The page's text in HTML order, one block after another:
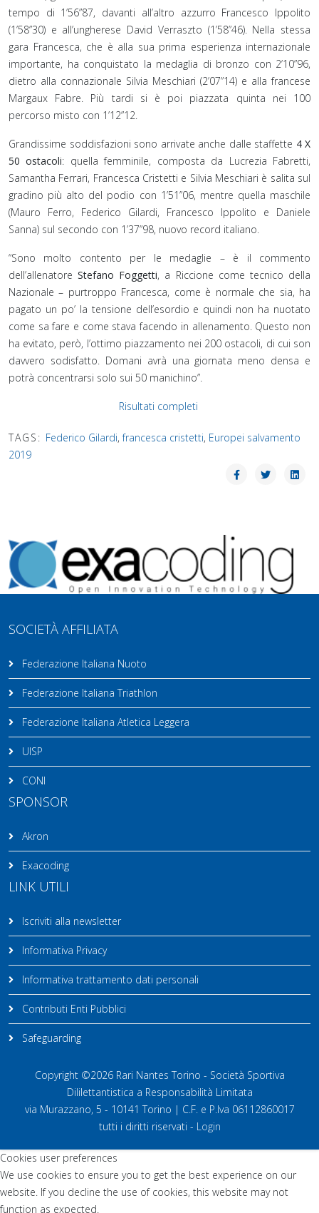
tempo di 1’56”87, davanti all’altro azzurro Francesco Ippolito
(1’58”30) e all’ungherese David Verraszto (1’58”46). Nella stessa
gara Francesca, che è alla sua prima esperienza internazionale
importante, ha conquistato la medaglia di bronzo con 2’10”96,
dietro alla connazionale Silvia Meschiari (2’07”14) e alla francese
Margaux Fabre. Più tardi si è poi piazzata quinta nei 100
percorso misto con 1’12”12.
Grandissime soddisfazioni sono arrivate anche dalle staffette 4 X
50 ostacoli: quella femminile, composta da Lucrezia Fabretti,
Samantha Ferrari, Francesca Cristetti e Silvia Meschiari è salita sul
gradino più alto del podio con 1’51”06, mentre quella maschile
(Mauro Ferro, Federico Gilardi, Francesco Ippolito e Daniele
Sanna) sul secondo con 1’37”98, nuovo record italiano.
“Sono molto contento per le medaglie – è il commento
dell’allenatoreStefano Foggetti, a Riccione come tecnico della
Nazionale – purtroppo Francesca, come è normale che sia, ha
pagato un po’ la tensione dell’esordio e quindi non ha nuotato
come sa fare e come stava facendo in allenamento. Questo non
ha evitato, però, l’ottimo piazzamento nei 200 ostacoli, di cui son
davvero sodisfatto. Domani avrà una giornata meno densa e
potrà concentrarsi solo sui 50 manichino”.
Risultati completi
TAGS: Federico Gilardi,francesca cristetti, Europei salvamento
2019
SOCIETÀ AFFILIATA
Federazione Italiana Nuoto
Federazione Italiana Triathlon
Federazione Italiana Atletica Leggera
UISP
CONI
SPONSOR
Akron
Exacoding
LINK UTILI
Iscriviti alla newsletter
Informativa Privacy
Informativa trattamento dati personali
Contributi Enti Pubblici
Safeguarding
Copyright ©2026 Rari Nantes Torino - Società Sportiva
Dililettantistica a Responsabilità Limitata
via Murazzano, 5 - 10141 Torino | C.F. e P.Iva 06112860017
tutti i diritti riservati - Login
Cookies user preferences
We use cookies to ensure you to get the best experience on our
website. If you decline the use of cookies, this website may not
function as expected.